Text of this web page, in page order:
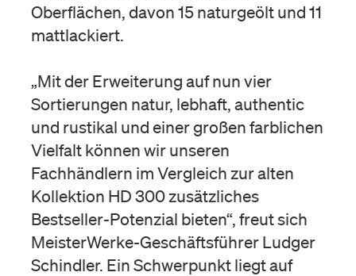
Oberflächen, davon 15 naturgeölt und 11
mattlackiert.
„Mit der Erweiterung auf nun vier
Sortierungen natur, lebhaft, authentic
und rustikal und einer großen farblichen
Vielfalt können wir unseren
Fachhändlern im Vergleich zur alten
Kollektion HD 300 zusätzliches
Bestseller-Potenzial bieten“, freut sich
MeisterWerke-Geschäftsführer Ludger
Schindler. Ein Schwerpunkt liegt auf